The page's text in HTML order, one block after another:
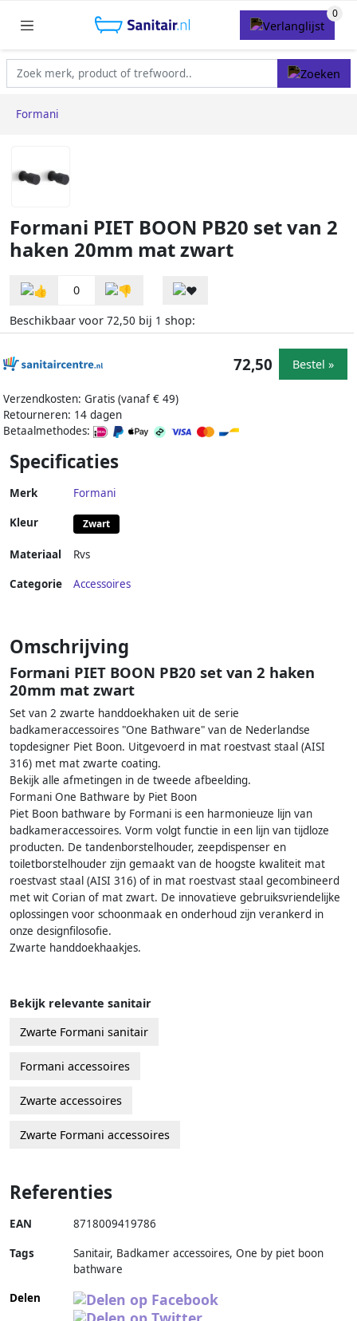
Formani
Formani PIET BOON PB20 set van 2
haken 20mm mat zwart
0
Beschikbaar voor 72,50 bij 1 shop:
Verzendkosten: Gratis (vanaf € 49)
Retourneren: 14 dagen
Betaalmethodes:
72,50 Bestel »
Specificaties
Merk Formani
Kleur Zwart
Materiaal Rvs
Categorie Accessoires
Omschrijving
Formani PIET BOON PB20 set van 2 haken
20mm mat zwart
Set van 2 zwarte handdoekhaken uit de serie
badkameraccessoires "One Bathware" van de Nederlandse
topdesigner Piet Boon. Uitgevoerd in mat roestvast staal (AISI
316) met mat zwarte coating.
Bekijk alle afmetingen in de tweede afbeelding.
Formani One Bathware by Piet Boon
Piet Boon bathware by Formani is een harmonieuze lijn van
badkameraccessoires. Vorm volgt functie in een lijn van tijdloze
producten. De tandenborstelhouder, zeepdispenser en
toiletborstelhouder zijn gemaakt van de hoogste kwaliteit mat
roestvast staal (AISI 316) of in mat roestvast staal gecombineerd
met wit Corian of mat zwart. De innovatieve gebruiksvriendelijke
oplossingen voor schoonmaak en onderhoud zijn verankerd in
onze designfilosofie.
Zwarte handdoekhaakjes.
Bekijk relevante sanitair
Zwarte Formani sanitair
Formani accessoires
Zwarte accessoires
Zwarte Formani accessoires
Referenties
EAN 8718009419786
Tags
Sanitair, Badkamer accessoires, One by piet boon
bathware
Delen